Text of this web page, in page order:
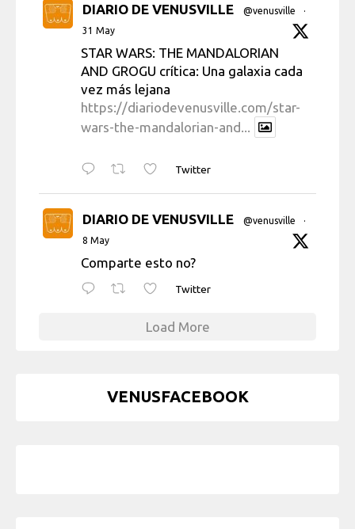
DIARIO DE VENUSVILLE @venusville
·
31 May
STAR WARS: THE MANDALORIAN
AND GROGU crítica: Una galaxia cada
vez más lejana
https://diariodevenusville.com/star-
wars-the-mandalorian-and...
Twitter
DIARIO DE VENUSVILLE @venusville
·
8 May
Comparte esto no?
Twitter
Load More
VENUSFACEBOOK